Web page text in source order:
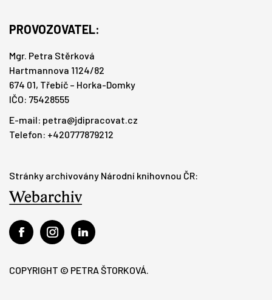
PROVOZOVATEL:
Mgr. Petra Stěrková
Hartmannova 1124/82
674 01, Třebíč – Horka-Domky
IČO: 75428555
E-mail: petra@jdipracovat.cz
Telefon: +420777879212
Stránky archivovány Národní knihovnou ČR:
COPYRIGHT © PETRA ŠTORKOVÁ.